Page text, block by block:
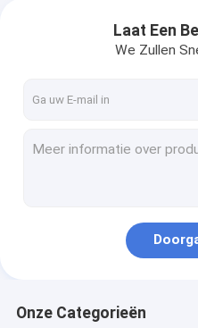
Laat Een
We Zullen
Onze Categorieën